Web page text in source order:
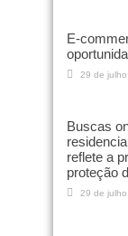
E-
29 de
Buscas
reflete a
proteção
29 de